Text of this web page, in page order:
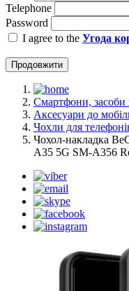
Telephone
Password
I agree to the Угода
Продовжити
Смартфони, засоби
Аксесуари до
Чохли для
Чохол-накладка
A35 5G SM-A356